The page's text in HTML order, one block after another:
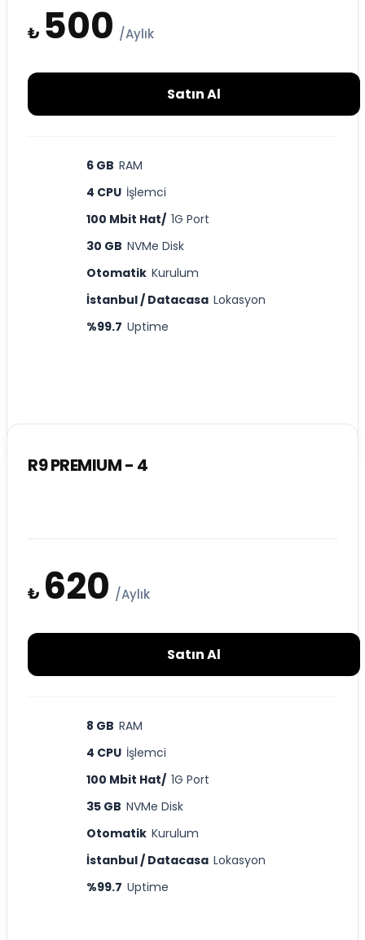
₺ 500 /Aylık
Satın Al
6 GB RAM
4 CPU İşlemci
100 Mbit Hat/ 1G Port
30 GB NVMe Disk
Otomatik Kurulum
İstanbul / Datacasa Lokasyon
%99.7 Uptime
R9 PREMIUM - 4
₺ 620 /Aylık
Satın Al
8 GB RAM
4 CPU İşlemci
100 Mbit Hat/ 1G Port
35 GB NVMe Disk
Otomatik Kurulum
İstanbul / Datacasa Lokasyon
%99.7 Uptime